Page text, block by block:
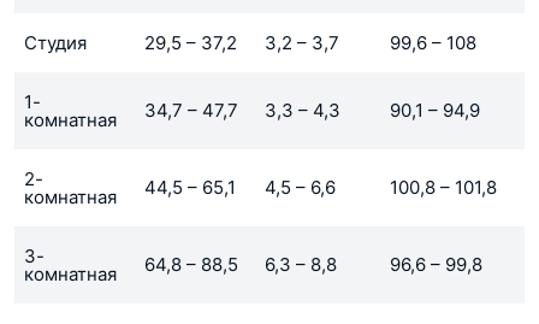
Студия 29,5 – 37,2 3,2 – 3,7 99,6 – 108
1-
комнатная 34,7 – 47,7 3,3 – 4,3 90,1 – 94,9
2-
комнатная 44,5 – 65,1 4,5 – 6,6 100,8 – 101,8
3-
комнатная 64,8 – 88,5 6,3 – 8,8 96,6 – 99,8